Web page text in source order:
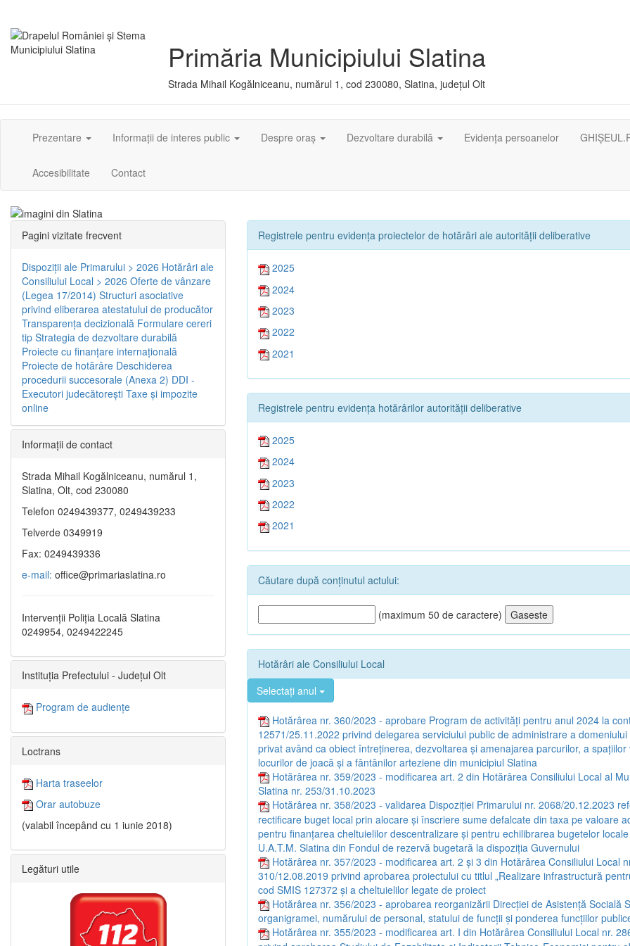
Primăria Municipiului Slatina
Strada Mihail Kogălniceanu, numărul 1, cod 230080, Slatina, județul Olt
Prezentare Informații de interes public Despre oraș Dezvoltare durabilă Evidența persoanelor
Accesibilitate Contact
Registrele pentru evidența proiectelor de hotărâri ale autorității deliberative
2025
2024
2023
2022
2021
Registrele pentru evidența hotărârilor autorității deliberative
2025
2024
2023
2022
2021
Căutare după conținutul actului:
(maximum 50 de caractere)
Hotărâri ale Consiliului Local
Selectați anul
Hotărârea nr. 360/2023 - aprobare Program de activități pentru anul 2024 la
12571/25.11.2022 privind delegarea serviciului public de administrare a domeniului
privat având ca obiect întreținerea, dezvoltarea și amenajarea parcurilor, a spațiilor
locurilor de joacă și a fântânilor arteziene din municipiul Slatina
Hotărârea nr. 359/2023 - modificarea art. 2 din Hotărârea Consiliului Local al
Slatina nr. 253/31.10.2023
Hotărârea nr. 358/2023 - validarea Dispoziției Primarului nr. 2068/20.12.2023
rectificare buget local prin alocare și înscriere sume defalcate din taxa pe valoare
pentru finanțarea cheltuielilor descentralizare și pentru echilibrarea bugetelor
U.A.T.M. Slatina din Fondul de rezervă bugetară la dispoziția Guvernului
Hotărârea nr. 357/2023 - modificarea art. 2 și 3 din Hotărârea Consiliului Local
310/12.08.2019 privind aprobarea proiectului cu titlul „Realizare infrastructură
cod SMIS 127372 și a cheltuielilor legate de proiect
Hotărârea nr. 356/2023 - aprobarea reorganizării Direcției de Asistență Socială
organigramei, numărului de personal, statului de funcții și ponderea funcțiilor
Hotărârea nr. 355/2023 - modificarea art. I din Hotărârea Consiliului Local nr.
Pagini vizitate frecvent
Dispoziţii ale Primarului > 2026 Hotărâri ale
Consiliului Local > 2026 Oferte de vânzare
(Legea 17/2014) Structuri asociative
privind eliberarea atestatului de producător
Transparenţa decizională Formulare cereri
tip Strategia de dezvoltare durabilă
Proiecte cu finanţare internaţională
Proiecte de hotărâre Deschiderea
procedurii succesorale (Anexa 2) DDI -
Executori judecătorești Taxe şi impozite
online
Informaţii de contact
Strada Mihail Kogălniceanu, numărul 1,
Slatina, Olt, cod 230080
Telefon 0249439377, 0249439233
Telverde 0349919
Fax: 0249439336
e-mail: office@primariaslatina.ro
Intervenții Poliția Locală Slatina
0249954, 0249422245
Instituția Prefectului - Județul Olt
Program de audiențe
Loctrans
Harta traseelor
Orar autobuze
(valabil începând cu 1 iunie 2018)
Legături utile